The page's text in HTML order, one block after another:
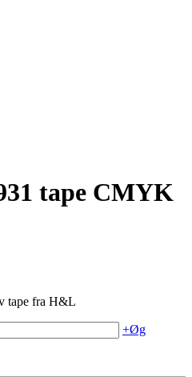
tape CMYK
tape fra H&L
+Øg